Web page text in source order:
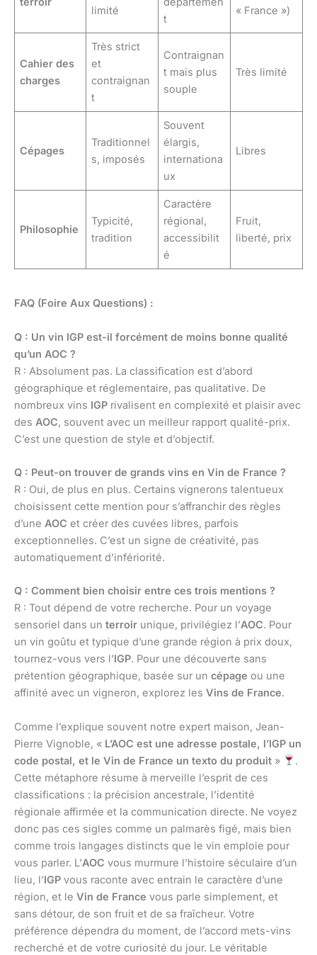
limité
t
« France »)
Cahier des
charges
Très strict
et
contraignan
t
Contraignan
t mais plus
souple
Très limité
Cépages
Traditionnel
s, imposés
Souvent
élargis,
internationa
ux
Libres
Philosophie
Typicité,
tradition
Caractère
régional,
accessibilit
é
Fruit,
liberté, prix
FAQ (Foire Aux Questions) :
Q : Un vin IGP est-il forcément de moins bonne qualité
qu’un AOC ?
R : Absolument pas. La classification est d’abord
géographique et réglementaire, pas qualitative. De
nombreux vins IGP rivalisent en complexité et plaisir avec
des AOC, souvent avec un meilleur rapport qualité-prix.
C’est une question de style et d’objectif.
Q : Peut-on trouver de grands vins en Vin de France ?
R : Oui, de plus en plus. Certains vignerons talentueux
choisissent cette mention pour s’affranchir des règles
d’une AOC et créer des cuvées libres, parfois
exceptionnelles. C’est un signe de créativité, pas
automatiquement d’infériorité.
Q : Comment bien choisir entre ces trois mentions ?
R : Tout dépend de votre recherche. Pour un voyage
sensoriel dans un terroir unique, privilégiez l’AOC. Pour
un vin goûtu et typique d’une grande région à prix doux,
tournez-vous vers l’IGP. Pour une découverte sans
prétention géographique, basée sur un cépage ou une
affinité avec un vigneron, explorez les Vins de France.
Comme l’explique souvent notre expert maison, Jean-
Pierre Vignoble, « L’AOC est une adresse postale, l’IGP un
code postal, et le Vin de France un texto du produit »
.
Cette métaphore résume à merveille l’esprit de ces
classifications : la précision ancestrale, l’identité
régionale affirmée et la communication directe. Ne voyez
donc pas ces sigles comme un palmarès figé, mais bien
comme trois langages distincts que le vin emploie pour
vous parler. L’AOC vous murmure l’histoire séculaire d’un
lieu, l’IGP vous raconte avec entrain le caractère d’une
région, et le Vin de France vous parle simplement, et
sans détour, de son fruit et de sa fraîcheur. Votre
préférence dépendra du moment, de l’accord mets-vins
recherché et de votre curiosité du jour. Le véritable